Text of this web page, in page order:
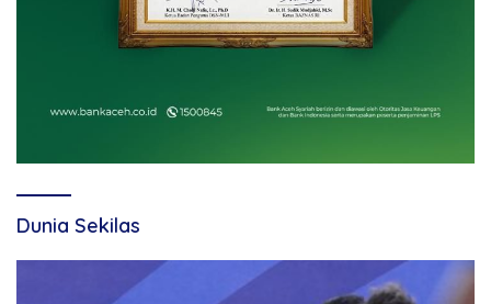
Dunia Sekilas